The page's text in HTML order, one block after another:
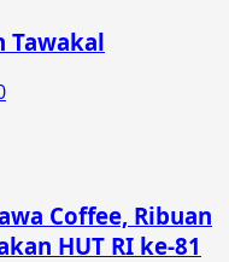
Tawakal
Coffee, Ribuan
HUT RI ke-81